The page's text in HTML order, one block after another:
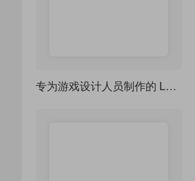
专为游戏设计人员制作的 LaTeX 文档类